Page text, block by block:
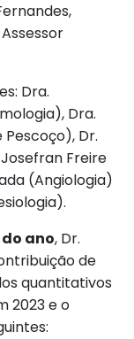
Dra.
Dra.
Dr.
Freire
(Angiologia)
ano, Dr.
de
quantitativos
2023 e o